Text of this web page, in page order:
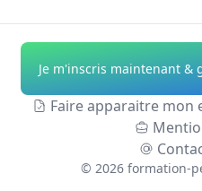
Formation Permis
ExploitationBelvès-
de-Castillon
Formation Permis
Saint-
Cibard
Je m'inscris maintenant
Faire apparaitre mon
© 2026 formation-